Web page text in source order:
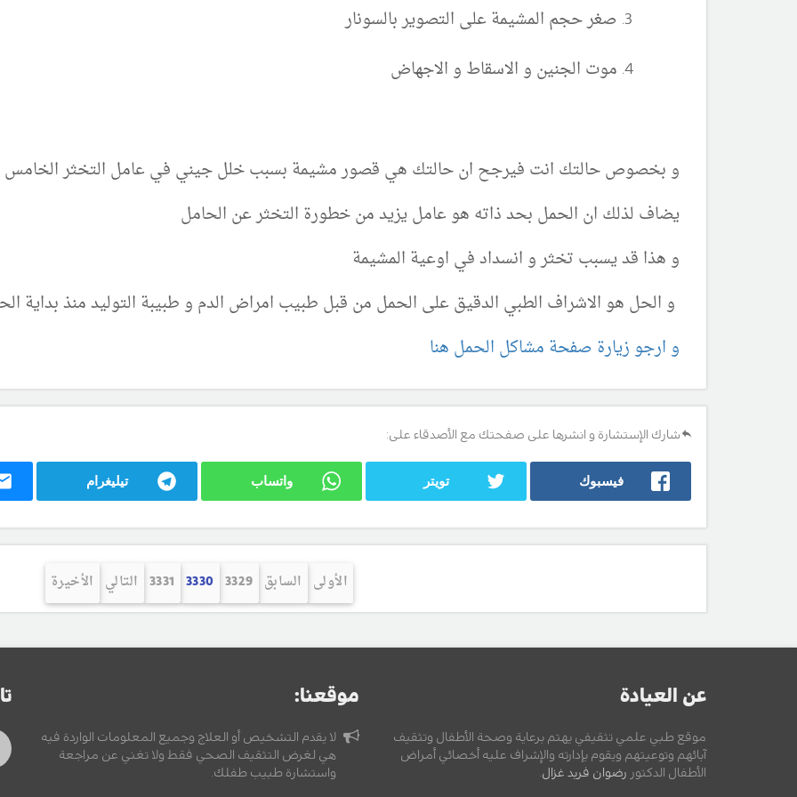
صغر حجم المشيمة على التصوير بالسونار
موت الجنين و الاسقاط و الاجهاض
و بخصوص حالتك انت فيرجح ان حالتك هي قصور مشيمة بسبب خلل جيني في عامل التخثر الخامس
يضاف لذلك ان الحمل بحد ذاته هو عامل يزيد من خطورة التخثر عن الحامل
و هذا قد يسبب تخثر و انسداد في اوعية المشيمة
و الحل هو الاشراف الطبي الدقيق على الحمل من قبل طبيب امراض الدم و طبيبة التوليد منذ بداية
و ارجو زيارة صفحة مشاكل الحمل هنا
شارك الإستشارة و انشرها على صفحتك مع الأصدقاء على:
فيسبوك تويتر واتساب تيليغرام
الأولى السابق 3329
3330
3331 التالي الأخيرة
عن العيادة
موقع طبي علمي تثقيفي يهتم برعاية وصحة الأطفال وتثقيف
آبائهم وتوعيتهم ويقوم بإدارته والإشراف عليه أخصائي أمراض
الأطفال الدكتور رضوان فريد غزال.
موقعنا:
لا يقدم التشخيص أو العلاج وجميع المعلومات الواردة فيه
هي لغرض التثقيف الصحي فقط ولا تغني عن مراجعة
واستشارة طبيب طفلك.